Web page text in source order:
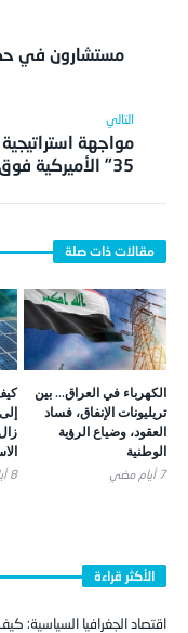
مستشارون في
35” الأميركية فوق تركيا
الكهرباء في العراق… بين
تريليونات الإنفاق، فساد
العقود، وضياع الرؤية
الوطنية
7 أيام ‎مضي 8 أيام ‎مضي
الأكثر قراءة
اقتصاد الجغرافيا السياسية: